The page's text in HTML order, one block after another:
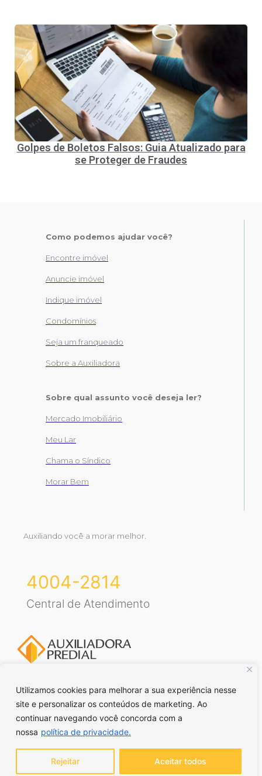
Utilizamos cookies para melhorar a sua experiência nesse
site e personalizar os conteúdos de marketing. Ao
continuar navegando você concorda com a
nossa política de privacidade.
Rejeitar Aceitar todos
Golpes de Boletos Falsos: Guia Atualizado para
se Proteger de Fraudes
Como podemos ajudar você?
Encontre imóvel
Anuncie imóvel
Indique imóvel
Condomínios
Seja um franqueado
Sobre a Auxiliadora
Sobre qual assunto você deseja ler?
Mercado Imobiliário
Meu Lar
Chama o Síndico
Morar Bem
Auxiliando você a morar melhor.
4004-2814
Central de Atendimento
Voltar para o topo